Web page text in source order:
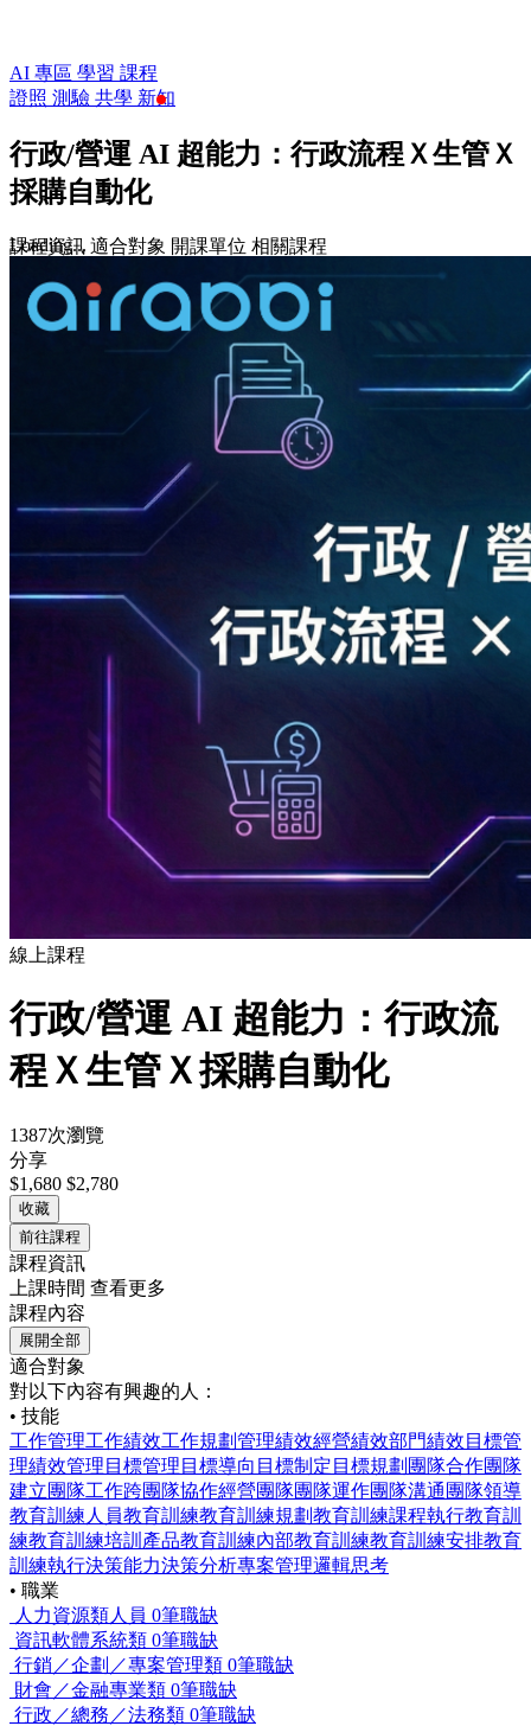
AI 專區 學習 課程
證照 測驗 共學 新知
行政/營運 AI 超能力：行政流程Ｘ生管Ｘ
採購自動化
課程資訊 適合對象 開課單位 相關課程
收藏
前往課程
Loading...
線上課程
行政/營運 AI 超能力：行政流
程Ｘ生管Ｘ採購自動化
1387次瀏覽
分享
$1,680 $2,780
收藏
前往課程
課程資訊
上課時間 查看更多
課程內容
展開全部
適合對象
對以下內容有興趣的人：
• 技能
工作管理工作績效工作規劃管理績效經營績效部門績效目標管
理績效管理 目標管理 目標導向 目標制定 目標規劃 團隊合作團隊
建立團隊工作跨團隊協作經營團隊團隊運作團隊溝通 團隊領導
教育訓練 人員教育訓練教育訓練規劃教育訓練課程執行教育訓
練教育訓練培訓 產品教育訓練內部教育訓練教育訓練安排教育
訓練執行決策能力決策分析專案管理邏輯思考
• 職業
人力資源類人員 0筆職缺
資訊軟體系統類 0筆職缺
行銷／企劃／專案管理類 0筆職缺
財會／金融專業類 0筆職缺
行政／總務／法務類 0筆職缺